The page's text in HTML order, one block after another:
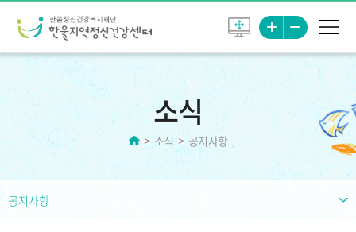
소식
소식 공지사항
공지사항